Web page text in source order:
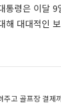
통령은 이달
해 대대적인
주고 골프장 결